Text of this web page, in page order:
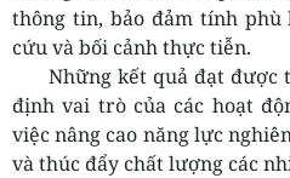
thông tin, bảo đảm tính
cứu và bối cảnh thực tiễn.
Những kết quả đạt được
định vai trò của các hoạt
việc nâng cao năng lực
và thúc đẩy chất lượng các